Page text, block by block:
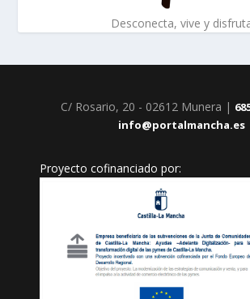
Desconecta, vive y
C/ Rosario, 20 - 02612 Munera |
info@portalmancha.es
Proyecto cofinanciado por: